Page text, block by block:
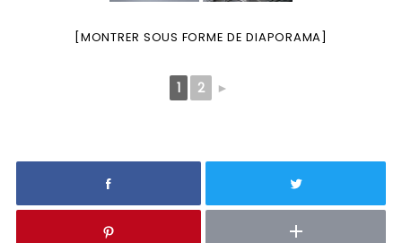
[MONTRER SOUS FORME DE DIAPORAMA]
1 2 ►